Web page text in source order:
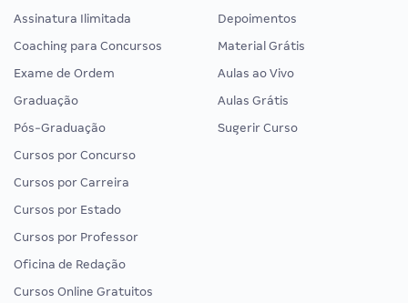
Assinatura Ilimitada
Coaching para Concursos
Exame de Ordem
Graduação
Pós-Graduação
Cursos por Concurso
Cursos por Carreira
Cursos por Estado
Cursos por Professor
Oficina de Redação
Cursos Online Gratuitos
Depoimentos
Material Grátis
Aulas ao Vivo
Aulas Grátis
Sugerir Curso